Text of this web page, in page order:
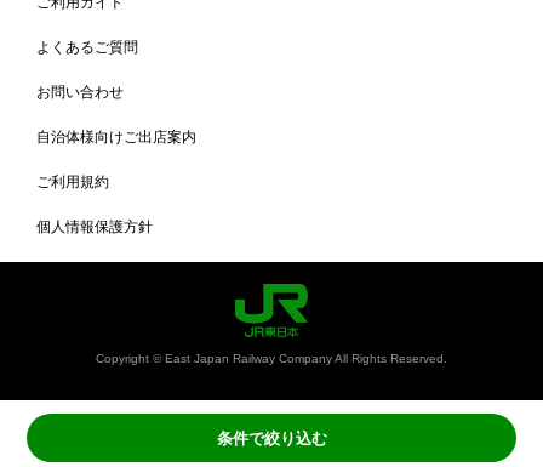
条件で絞り込む
よくあるご質問
お問い合わせ
自治体様向けご出店案内
ご利用規約
個人情報保護方針
Copyright © East Japan Railway Company All Rights Reserved.